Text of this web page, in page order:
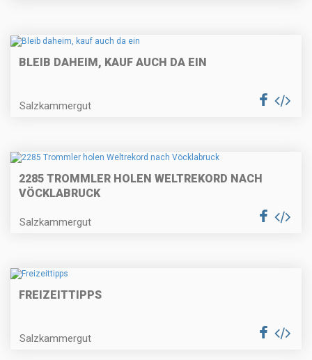
BLEIB DAHEIM, KAUF AUCH DA EIN
Salzkammergut
2285 TROMMLER HOLEN WELTREKORD NACH
VÖCKLABRUCK
Salzkammergut
FREIZEITTIPPS
Salzkammergut